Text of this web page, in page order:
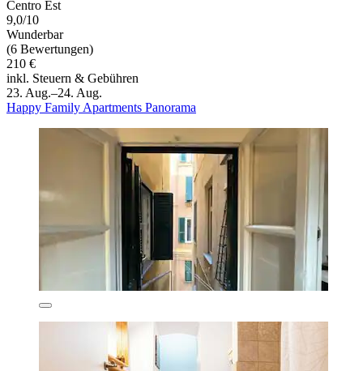
Centro Est
9,0/10
Wunderbar
(6 Bewertungen)
210 €
inkl. Steuern & Gebühren
23. Aug.–24. Aug.
Happy Family Apartments Panorama